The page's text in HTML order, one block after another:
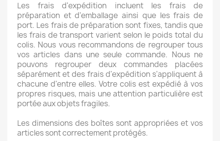
Les frais d'expédition incluent les frais de
préparation et d'emballage ainsi que les frais de
port. Les frais de préparation sont fixes, tandis que
les frais de transport varient selon le poids total du
colis. Nous vous recommandons de regrouper tous
vos articles dans une seule commande. Nous ne
pouvons regrouper deux commandes placées
séparément et des frais d'expédition s'appliquent à
chacune d'entre elles. Votre colis est expédié à vos
propres risques, mais une attention particulière est
portée aux objets fragiles.
Les dimensions des boîtes sont appropriées et vos
articles sont correctement protégés.